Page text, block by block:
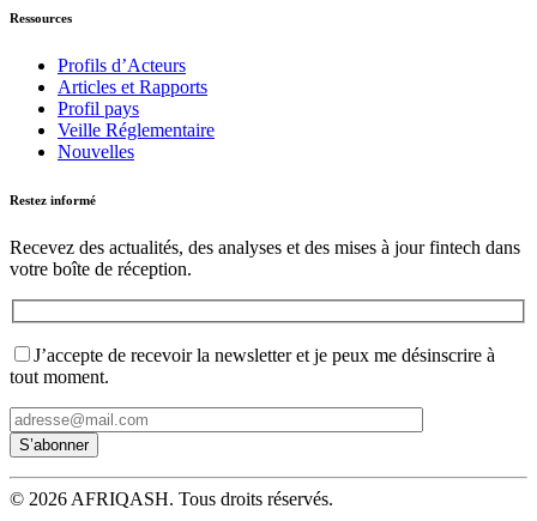
Ressources
Profils d’Acteurs
Articles et Rapports
Profil pays
Veille Réglementaire
Nouvelles
Restez informé
Recevez des actualités, des analyses et des mises à jour fintech dans
votre boîte de réception.
J’accepte de recevoir la newsletter et je peux me désinscrire à
tout moment.
© 2026 AFRIQASH. Tous droits réservés.